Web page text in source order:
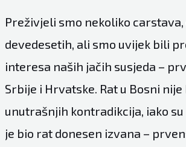
Preživjeli smo nekoliko
devedesetih, ali smo uvijek bili
interesa naših jačih susjeda –
Srbije i Hrvatske. Rat u Bosni
unutrašnjih kontradikcija, iako su
je bio rat donesen izvana –